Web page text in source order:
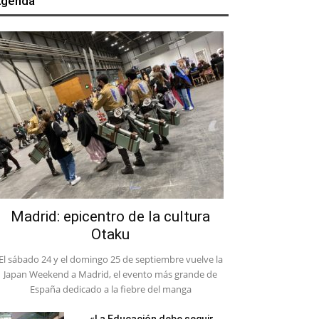
Madrid: epicentro de la cultura
Otaku
sábado 24 y el domingo 25 de septiembre vuelve la
Japan Weekend a Madrid, el evento más grande de
España dedicado a la fiebre del manga